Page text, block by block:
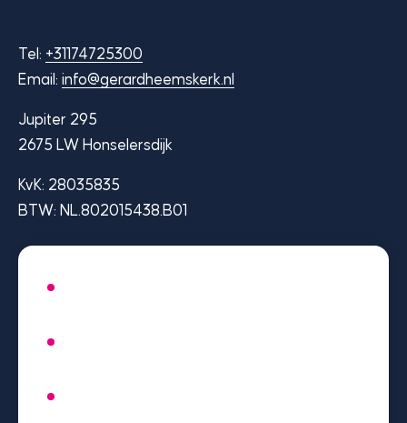
Tel: +31174725300
Email: info@gerardheemskerk.nl
Jupiter 295
2675 LW Honselersdijk
KvK: 28035835
BTW: NL.802015438.B01
Section